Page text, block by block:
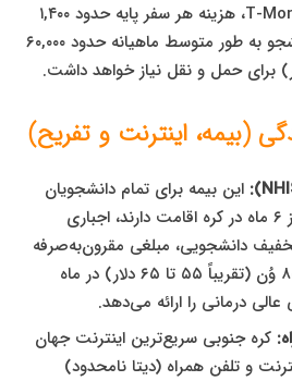
استفاده از کارت شارژی T-Money، هزینه هر سفر پایه حدود ۱,۴۰۰
تا ۱,۷۰۰ وُن است. یک دانشجو به طور متوسط ماهیانه حدود ۶۰,۰۰۰
(بیمه، اینترنت و تفریح)
این بیمه برای تمام دانشجویان
بین‌المللی که بیش از ۶ ماه در کره اقامت دارند، اجباری
دانشجویی، مبلغی مقرون‌به‌صرفه
حدود ۷۰,۰۰۰ تا ۸۰,۰۰۰ وُن (تقریباً ۵۵ تا ۶۵ دلار) در ماه
درمانی را ارائه می‌دهد.
کره جنوبی سریع‌ترین اینترنت جهان
و تلفن همراه (دیتا نامحدود)